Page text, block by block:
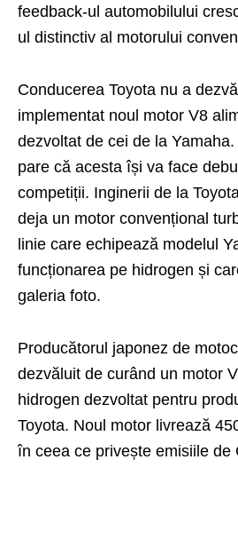
feedback-ul automobilului
ul distinctiv al motorului
Conducerea Toyota nu a
implementat noul motor V8
dezvoltat de cei de la
pare că acesta își va face
competiții. Inginerii de la
deja un motor convențional
linie care echipează modelul
funcționarea pe hidrogen și
galeria foto.
Producătorul japonez de
dezvăluit de curând un motor
hidrogen dezvoltat pentru
Toyota. Noul motor livrează
în ceea ce privește emisiile de